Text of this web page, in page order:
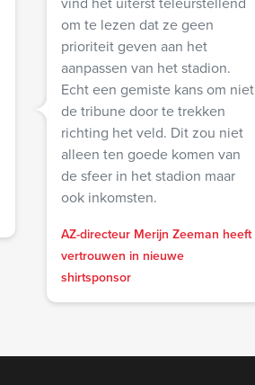
om te lezen dat ze geen
prioriteit geven aan het
aanpassen van het stadion.
Echt een gemiste kans om niet
de tribune door te trekken
richting het veld. Dit zou niet
alleen ten goede komen van
de sfeer in het stadion maar
ook inkomsten.
AZ-directeur Merijn Zeeman heeft
vertrouwen in nieuwe
shirtsponsor